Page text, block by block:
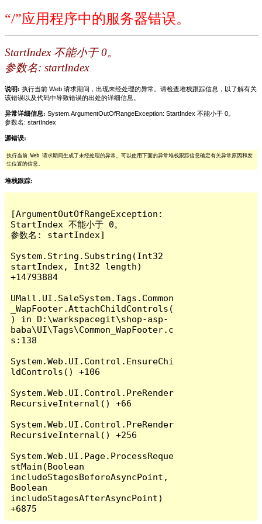
“/”应用程序中的服务器错误。
StartIndex 不能小于 0。
参数名: startIndex
说明: 执行当前 Web 请求期间，出现未经处理的异常。请检查堆栈跟踪信息，以了解有关
该错误以及代码中导致错误的出处的详细信息。
异常详细信息: System.ArgumentOutOfRangeException: StartIndex 不能小于 0。
参数名: startIndex
源错误:
执行当前 Web 请求期间生成了未经处理的异常。可以使用下面的异常堆栈跟踪信息确定有关异常原因和发
生位置的信息。
堆栈跟踪:
[ArgumentOutOfRangeException:
StartIndex 不能小于 0。
参数名: startIndex]
System.String.Substring(Int32
startIndex, Int32 length)
+14793884
UMall.UI.SaleSystem.Tags.Common
_WapFooter.AttachChildControls(
) in D:\warkspacegit\shop-asp-
baba\UI\Tags\Common_WapFooter.c
s:138
System.Web.UI.Control.EnsureChi
ldControls() +106
System.Web.UI.Control.PreRender
RecursiveInternal() +66
System.Web.UI.Control.PreRender
RecursiveInternal() +256
System.Web.UI.Page.ProcessReque
stMain(Boolean
includeStagesBeforeAsyncPoint,
Boolean
includeStagesAfterAsyncPoint)